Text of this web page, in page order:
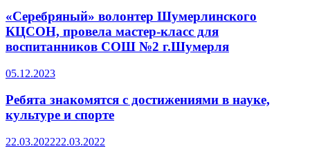
«Серебряный» волонтер Шумерлинского
КЦСОН, провела мастер-класс для
воспитанников СОШ №2 г.Шумерля
05.12.2023
Ребята знакомятся с достижениями в науке,
культуре и спорте
22.03.202222.03.2022